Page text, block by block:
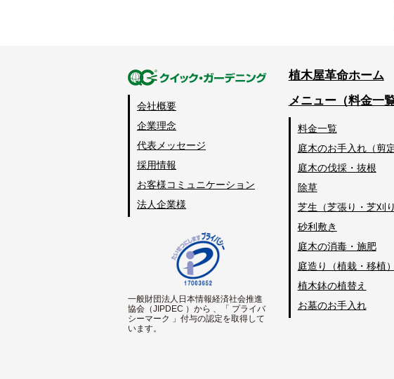
会社概要
企業理念
代表メッセージ
採用情報
お客様コミュニケーション
法人企業様
一般財団法人日本情報経済社会推進
協会（JIPDEC ）から 、「 プライバ
シーマーク 」付与の認定を取得して
います。
植木屋革命ホーム
メニュー（料金一覧
料金一覧
庭木のお手入れ（剪定
庭木の伐採・抜根
除草
芝生（芝張り・芝刈り
砂利敷き
庭木の消毒・施肥
庭造り（植栽・移植）
植木鉢の植替え
お墓のお手入れ